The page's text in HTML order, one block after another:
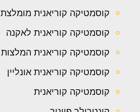
קוסמטיקה קוריאנית מומלצת
קוסמטיקה קוריאנית לאקנה
קוסמטיקה קוריאנית המלצות
קוסמטיקה קוריאנית אונליין
קוסמטיקה קוריאנית